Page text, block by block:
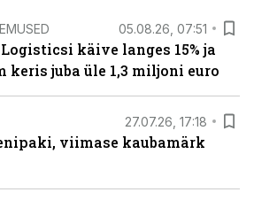
05.08.26, 07:51
käive langes 15% ja
keris juba üle 1,3 miljoni euro
27.07.26, 17:18
viimase kaubamärk